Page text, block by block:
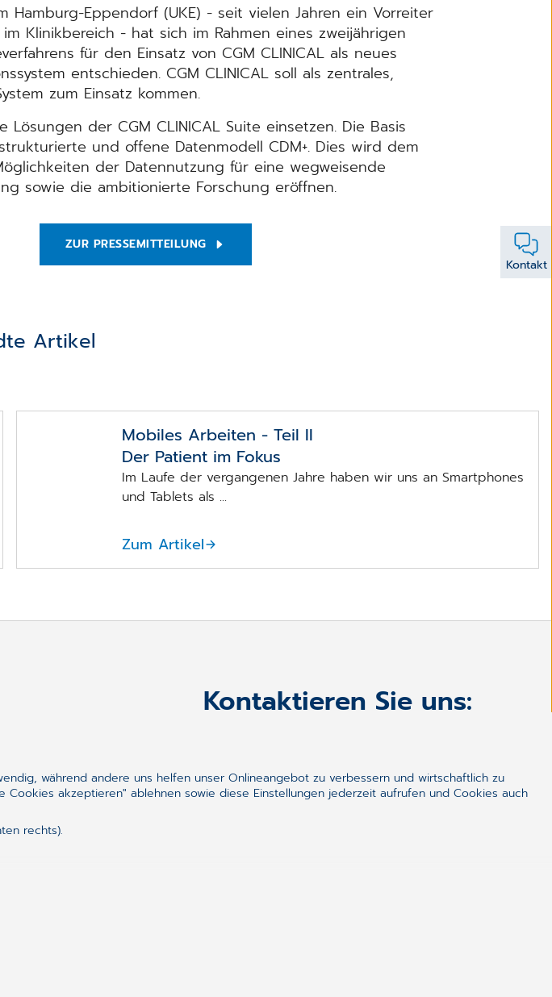
Kontakt
Hamburg-Eppendorf (UKE) - seit vielen Jahren ein Vorreiter
Klinikbereich - hat sich im Rahmen eines zweijährigen
für den Einsatz von CGM CLINICAL als neues
entschieden. CGM CLINICAL soll als zentrales,
zum Einsatz kommen.
Lösungen der CGM CLINICAL Suite einsetzen. Die Basis
und offene Datenmodell CDM+. Dies wird dem
der Datennutzung für eine wegweisende
sowie die ambitionierte Forschung eröffnen.
ZUR PRESSEMITTEILUNG
Artikel
Mobiles Arbeiten - Teil II
Der Patient im Fokus
Im Laufe der vergangenen Jahre haben wir uns an Smartphones
und Tablets als ...
Zum Artikel
Kontaktieren Sie uns:
während andere uns helfen unser Onlineangebot zu verbessern und wirtschaftlich zu
akzeptieren" ablehnen sowie diese Einstellungen jederzeit aufrufen und Cookies auch
rechts).